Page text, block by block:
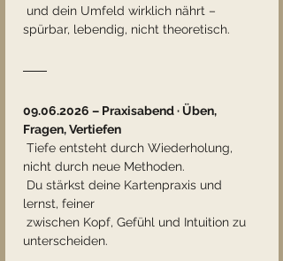
spürbar, lebendig, nicht theoretisch.
09.06.2026 – Praxisabend · Üben,
Fragen, Vertiefen
nicht durch neue Methoden.
lernst, feiner
unterscheiden.